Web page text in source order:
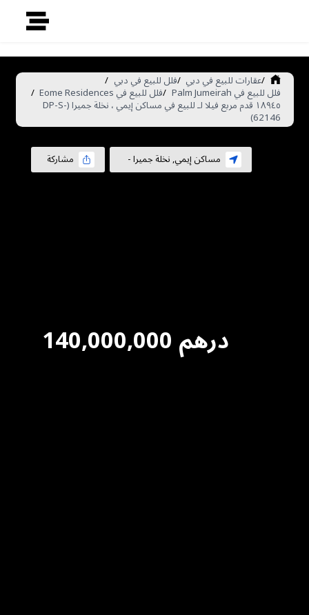
/عقارات للبيع في دبي /فلل للبيع في دبي /
فلل للبيع في Palm Jumeirah /فلل للبيع في Eome Residences /
١٨٩٤٥ قدم مربع فيلا لـ للبيع في مساكن إيمي ، نخلة جميرا (DP-S-
62146)
مساكن إيمي,نخلة جميرا- مشاركة
درهم140,000,000